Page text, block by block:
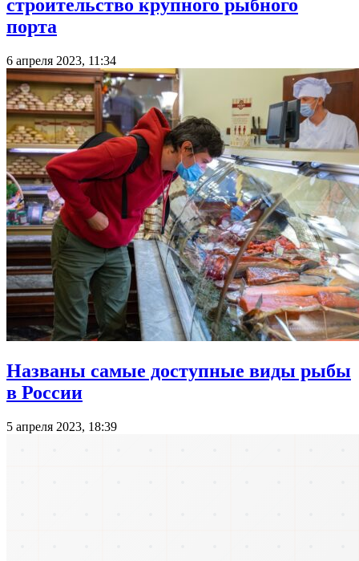
строительство крупного рыбного
порта
6 апреля 2023, 11:34
Названы самые доступные виды рыбы
в России
5 апреля 2023, 18:39